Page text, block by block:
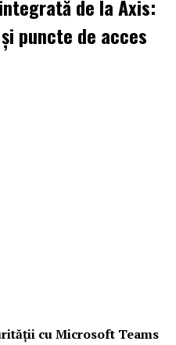
de la Axis:
puncte de acces
cu Microsoft Teams